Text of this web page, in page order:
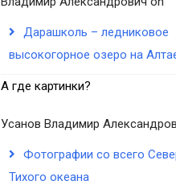
Дарашколь – ледниковое
высокогорное озеро на
А где картинки?
Усанов Владимир
Фотографии со всего
Тихого океана